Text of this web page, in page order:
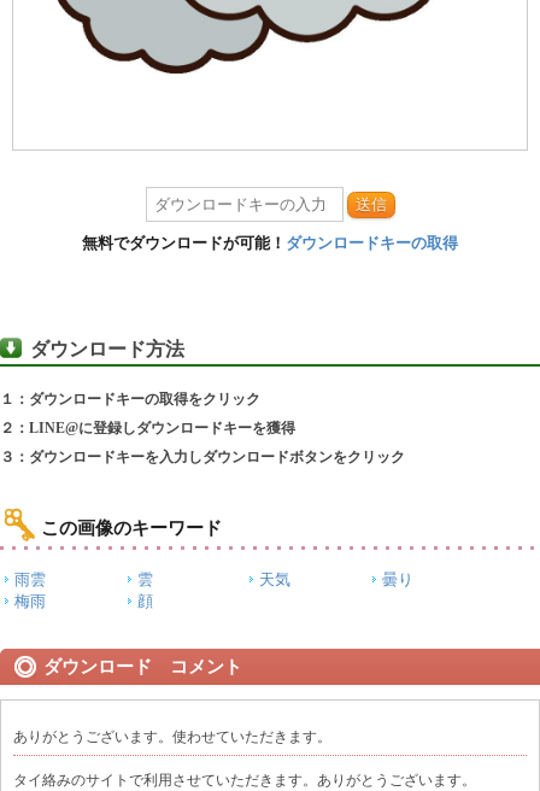
送信
無料でダウンロードが可能！ ダウンロードキーの取得
ダウンロード方法
１：ダウンロードキーの取得をクリック
２：LINE@に登録しダウンロードキーを獲得
３：ダウンロードキーを入力しダウンロードボタンをクリック
この画像のキーワード
雨雲 雲 天気
曇り
梅雨
顔
ダウンロード コメント
ありがとうございます。使わせていただきます。
タイ絡みのサイトで利用させていただきます。ありがとうございます。